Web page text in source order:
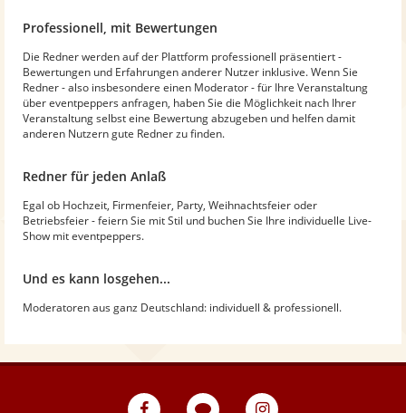
Professionell, mit Bewertungen
Die Redner werden auf der Plattform professionell präsentiert -
Bewertungen und Erfahrungen anderer Nutzer inklusive. Wenn Sie
Redner - also insbesondere einen Moderator - für Ihre Veranstaltung
über eventpeppers anfragen, haben Sie die Möglichkeit nach Ihrer
Veranstaltung selbst eine Bewertung abzugeben und helfen damit
anderen Nutzern gute Redner zu finden.
Redner für jeden Anlaß
Egal ob Hochzeit, Firmenfeier, Party, Weihnachtsfeier oder
Betriebsfeier - feiern Sie mit Stil und buchen Sie Ihre individuelle Live-
Show mit eventpeppers.
Und es kann losgehen...
Moderatoren aus ganz Deutschland: individuell & professionell.
eventpeppers
Blog
eventpeppers